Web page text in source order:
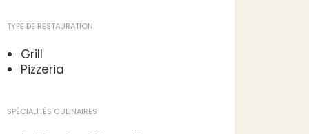
TYPE DE RESTAURATION
Grill
Pizzeria
SPÉCIALITÉS CULINAIRES